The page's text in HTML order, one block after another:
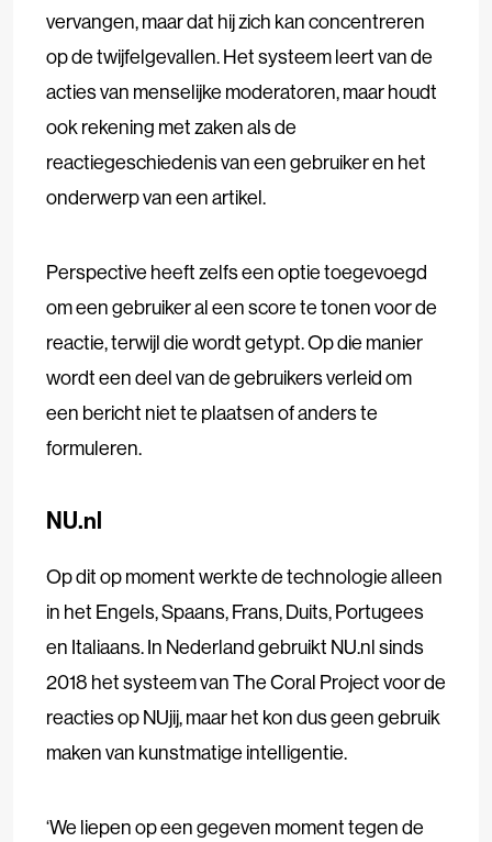
vervangen, maar dat hij zich kan concentreren
op de twijfelgevallen. Het systeem leert van de
acties van menselijke moderatoren, maar houdt
ook rekening met zaken als de
reactiegeschiedenis van een gebruiker en het
onderwerp van een artikel.
Perspective heeft zelfs een optie toegevoegd
om een gebruiker al een score te tonen voor de
reactie, terwijl die wordt getypt. Op die manier
wordt een deel van de gebruikers verleid om
een bericht niet te plaatsen of anders te
formuleren.
NU.nl
Op ditop moment werkte de technologie alleen
in het Engels, Spaans, Frans, Duits, Portugees
en Italiaans. In Nederland gebruikt NU.nl sinds
2018 het systeem van The Coral Project voor de
reacties op NUjij, maar het kon dus geen gebruik
maken van kunstmatige intelligentie.
‘We liepen op een gegeven moment tegen de